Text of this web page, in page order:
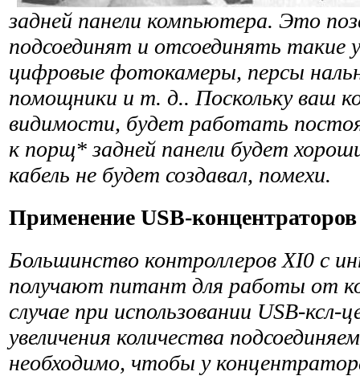
задней панели компьютера. Это
подсоединят и отсоединять такие
цифровые фотокамеры, персы
помощники и т. д.. Поскольку ваш
видимости, будет работать
к порщ* задней панели будет
кабель не будет создавал, помехи.
Применение USB-концентраторов
Большинство контроллеров XI0 с
получают питант для работы от
случае при использовании USB-
увеличения количества
необходимо, чтобы у